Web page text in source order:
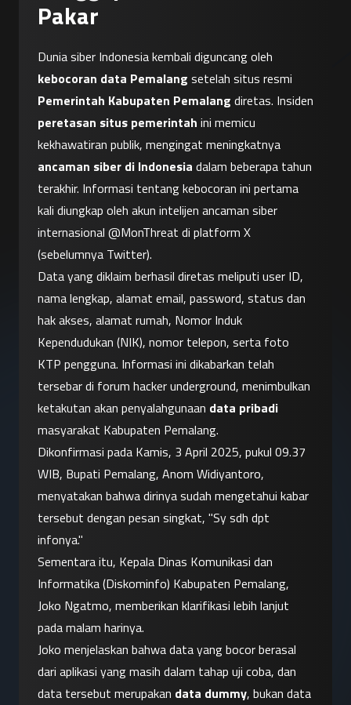
Pakar
kebocoran data Pemalang
Pemerintah Kabupaten Pemalang
peretasan situs pemerintah ini memicu
ancaman siber di Indonesia dalam beberapa tahun
terakhir. Informasi tentang kebocoran ini pertama
kali diungkap oleh akun intelijen ancaman siber
internasional @MonThreat di platform X
(sebelumnya Twitter).
Data yang diklaim berhasil diretas meliputi user ID,
nama lengkap, alamat email, password, status dan
hak akses, alamat rumah, Nomor Induk
Kependudukan (NIK), nomor telepon, serta foto
KTP pengguna. Informasi ini dikabarkan telah
tersebar di forum hacker underground, menimbulkan
ketakutan akan penyalahgunaan data pribadi
masyarakat Kabupaten Pemalang.
Dikonfirmasi pada Kamis, 3 April 2025, pukul 09.37
WIB, Bupati Pemalang, Anom Widiyantoro,
menyatakan bahwa dirinya sudah mengetahui kabar
tersebut dengan pesan singkat, "Sy sdh dpt
infonya."
Sementara itu, Kepala Dinas Komunikasi dan
Informatika (Diskominfo) Kabupaten Pemalang,
Joko Ngatmo, memberikan klarifikasi lebih lanjut
pada malam harinya.
Joko menjelaskan bahwa data yang bocor berasal
dari aplikasi yang masih dalam tahap uji coba, dan
data tersebut merupakan data dummy, bukan data